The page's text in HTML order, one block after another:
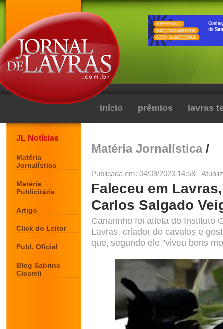
início prêmios lavras
JL Notícias
Matéria
Jornalística
Matéria
Publicitária
Artigo
Click do Leitor
Publ. Oficial
Blog Sabrina
Cicareli
Matéria Jornalística/
Publicada em: 04/09/2023 14:58 -
Faleceu em
Carlos Salgado
Canarinho foi atleta do Instituto
Lavras, criador de cavalos e
que, segundo ele "viveu bons